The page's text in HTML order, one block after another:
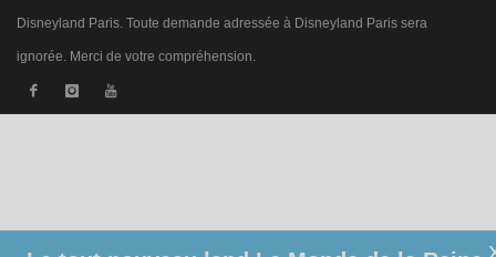
Disneyland Paris. Toute demande adressée à Disneyland Paris sera
ignorée. Merci de votre compréhension.